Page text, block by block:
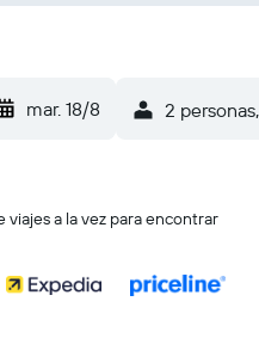
mar. 18/8 2
viajes a la vez para encontrar